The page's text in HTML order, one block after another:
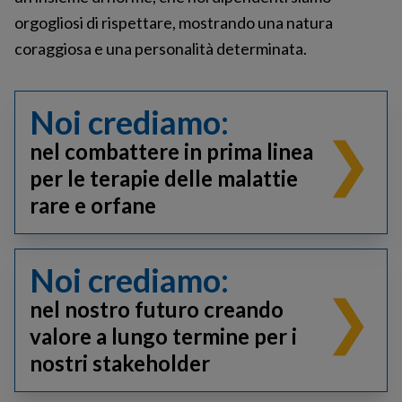
orgogliosi di rispettare, mostrando una natura
coraggiosa e una personalità determinata.
Noi crediamo:
nel combattere in prima linea
per le terapie delle malattie
rare e orfane
persone affette da malattie rare e orfane
Sosteniamo le comunità di pazienti e le loro famiglie
Il nostro lavoro ci appassiona
Incoraggiamo e promuoviamo l’innovazione continua
Il nostro obiettivo è rendere obsolete le nostre
stesse tecnologie
Spingiamo lontano le nostre idee, più velocemente
Noi crediamo:
nel nostro futuro creando
valore a lungo termine per i
nostri stakeholder